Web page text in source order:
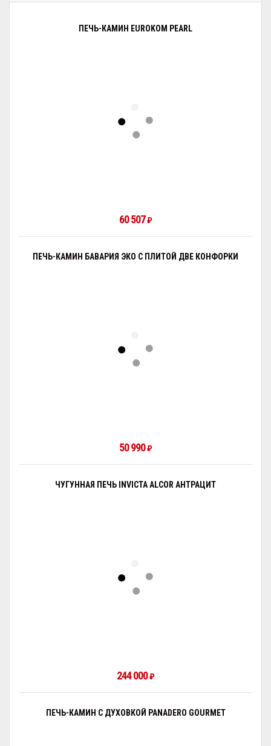
ПЕЧЬ-КАМИН EUROKOM PEARL
60 507₽
ПЕЧЬ-КАМИН БАВАРИЯ ЭКО С ПЛИТОЙ ДВЕ КОНФОРКИ
50 990₽
ЧУГУННАЯ ПЕЧЬ INVICTA ALCOR АНТРАЦИТ
244 000₽
ПЕЧЬ-КАМИН С ДУХОВКОЙ PANADERO GOURMET